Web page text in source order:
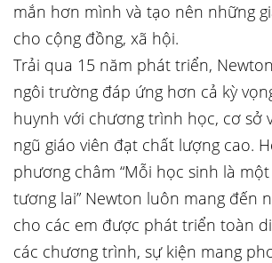
mắn hơn mình và tạo nên những
cho cộng đồng, xã hội.
Trải qua 15 năm phát triển,
ngôi trường đáp ứng hơn cả kỳ
huynh với chương trình học, cơ sở
ngũ giáo viên đạt chất lượng cao.
phương châm “Mỗi học sinh là
tương lai” Newton luôn mang đến
cho các em được phát triển toàn
các chương trình, sự kiện mang